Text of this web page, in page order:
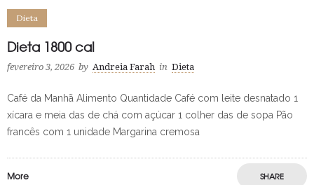
Dieta
Dieta 1800 cal
fevereiro 3, 2026 by Andreia Farah in Dieta
Café da Manhã Alimento Quantidade Café com leite desnatado 1
xícara e meia das de chá com açúcar 1 colher das de sopa Pão
francês com 1 unidade Margarina cremosa
More SHARE